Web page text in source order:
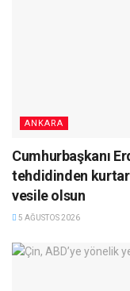
ANKARA
Cumhurbaşkanı
tehdidinden
vesile olsun
5 AĞUSTOS 2026